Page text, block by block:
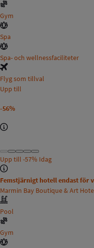
Gym
Spa
Spa- och wellnessfaciliteter
Flyg som tillval
Upp till
-56%
Upp till -57% Idag
Femstjärnigt hotell endast för
Marmin Bay Boutique & Art
Pool
Gym